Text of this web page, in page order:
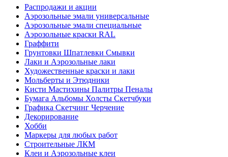
Распродажи и акции
Аэрозольные эмали универсальные
Аэрозольные эмали специальные
Аэрозольные краски RAL
Граффити
Грунтовки Шпатлевки Смывки
Лаки и Аэрозольные лаки
Художественные краски и лаки
Мольберты и Этюдники
Кисти Мастихины Палитры Пеналы
Бумага Альбомы Холсты Скетчбуки
Графика Скетчинг Черчение
Декорирование
Хобби
Маркеры для любых работ
Строительные ЛКМ
Клеи и Аэрозольные клеи